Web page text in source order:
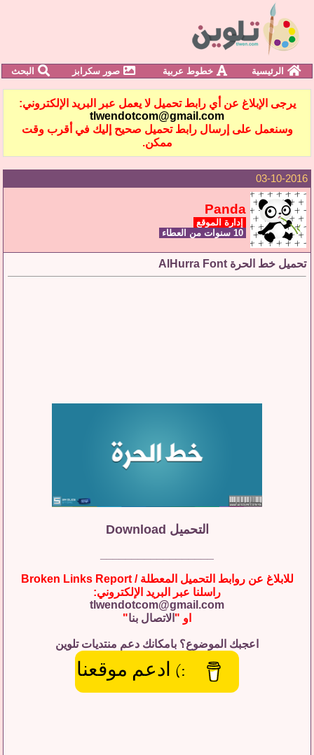
الرئيسية خطوط عربية صور سكرابز البحث
يرجى الإبلاغ عن أي رابط تحميل لا يعمل عبر البريد الإلكتروني:
tlwendotcom@gmail.com
وسنعمل على إرسال رابط تحميل صحيح إليك في أقرب وقت
ممكن.
03-10-2016
Panda
إدارة الموقع
تحميل خط الحرة AlHurra Font
التحميل Download
للابلاغ عن روابط التحميل المعطلة / Broken Links Report
راسلنا عبر البريد الإلكتروني:
tlwendotcom@gmail.com
او " الاتصال بنا"
اعجبك الموضوع؟ بامكانك دعم منتديات تلوين
:) ادعم موقعنا